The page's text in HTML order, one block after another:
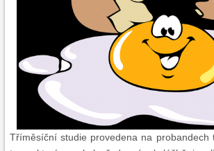
Tříměsíční studie provedena na probandech